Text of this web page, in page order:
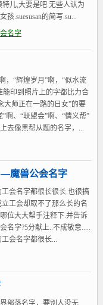
儿,大要是吧.无些人认为
孩.suesusan的简写.su...
名字
，“辉煌岁月”啊，“似水流
能印到照片上的字都比力合
大师正在一路的日女”的要
啊、“联盟会”啊、“情义帮”
去像黑帮从题的名字，...
—魔兽公会名字
会名字都很长很长.也很搞
工会却取不了那么长的名
位大大帮手注释下.并告诉
名字?5分献上..不成敬意.....
会名字都很长...
部落名字，要别人没无